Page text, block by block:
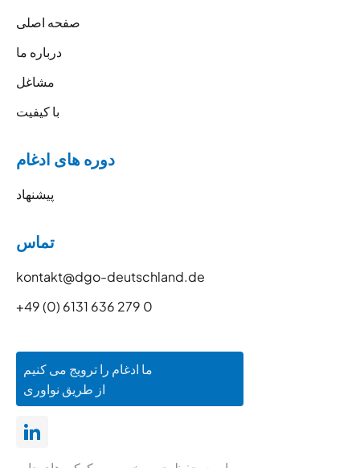
صفحه اصلی
درباره ما
مشاغل
با کیفیت
دوره های ادغام
پیشنهاد
تماس
kontakt@dgo-deutschland.de
+49 (0) 6131 636 279 0
ما ادغام را ترویج می کنیم
از طریق نواوری